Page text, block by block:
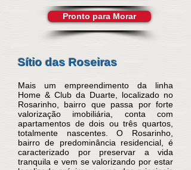
Pronto para Morar
Sítio das Roseiras
Mais um empreendimento da linha
Home & Club da Duarte, localizado no
Rosarinho, bairro que passa por forte
valorização imobiliária, conta com
apartamentos de dois ou três quartos,
totalmente nascentes. O Rosarinho,
bairro de predominância residencial, é
caracterizado por preservar a vida
tranquila e vem se valorizando por estar